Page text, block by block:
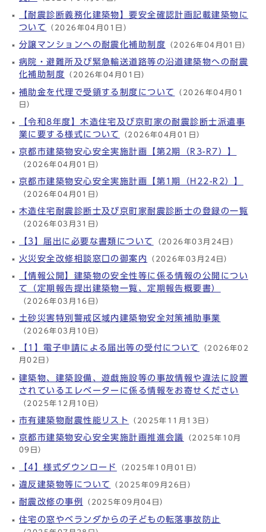
【耐震診断義務化建築物】要安全確認計画記載建築物に
ついて
（2026年04月01日）
分譲マンションへの耐震化補助制度 （2026年04月01日）
病院・避難所及び緊急輸送道路等の沿道建築物への耐震
化補助制度
（2026年04月01日）
補助金を代理で受領する制度について （2026年04月01
日）
【令和8年度】木造住宅及び京町家の耐震診断士派遣事
業に要する様式について
（2026年04月01日）
京都市建築物安心安全実施計画【第2期（R3-R7）】
（2026年04月01日）
京都市建築物安心安全実施計画【第1期（H22-R2）】
（2026年04月01日）
木造住宅耐震診断士及び京町家耐震診断士の登録の一覧
（2026年03月31日）
【3】届出に必要な書類について （2026年03月24日）
火災安全改修相談窓口の御案内 （2026年03月24日）
【情報公開】建築物の安全性等に係る情報の公開につい
て（定期報告提出建築物一覧、定期報告概要書）
（2026年03月16日）
土砂災害特別警戒区域内建築物安全対策補助事業
（2026年03月10日）
【1】電子申請による届出等の受付について （2026年02
月02日）
建築物、建築設備、遊戯施設等の事故情報や違法に設置
されているエレベーターに係る情報をお寄せください
（2025年12月10日）
市有建築物耐震性能リスト （2025年11月13日）
京都市建築物安心安全実施計画推進会議 （2025年10月
09日）
【4】様式ダウンロード
（2025年10月01日）
違反建築物等について （2025年09月26日）
耐震改修の事例 （2025年09月04日）
住宅の窓やベランダからの子どもの転落事故防止